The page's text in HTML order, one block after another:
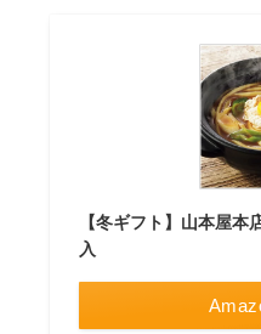
【冬ギフト】山本屋
入